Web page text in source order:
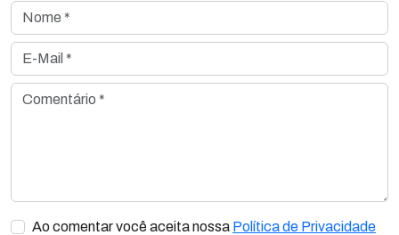
Nome *
E-Mail *
Comentário *
Ao comentar você aceita nossa Política de Privacidade